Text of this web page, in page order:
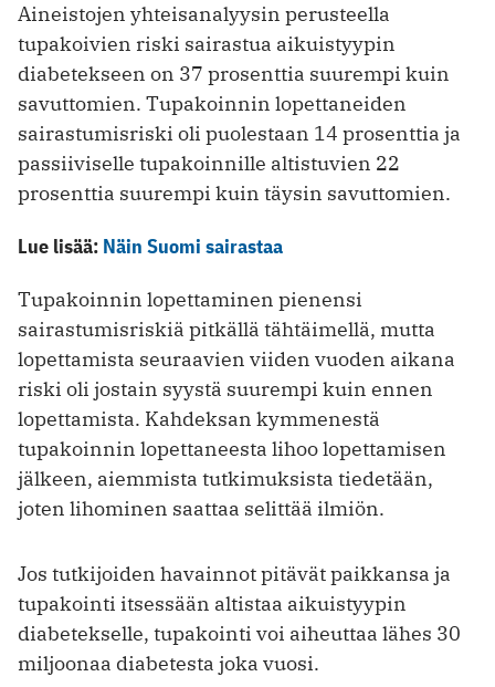
Aineistojen yhteisanalyysin perusteella
tupakoivien riski sairastua aikuistyypin
diabetekseen on 37 prosenttia suurempi kuin
savuttomien. Tupakoinnin lopettaneiden
sairastumisriski oli puolestaan 14 prosenttia ja
passiiviselle tupakoinnille altistuvien 22
prosenttia suurempi kuin täysin savuttomien.
Lue lisää: Näin Suomi sairastaa
Tupakoinnin lopettaminen pienensi
sairastumisriskiä pitkällä tähtäimellä, mutta
lopettamista seuraavien viiden vuoden aikana
riski oli jostain syystä suurempi kuin ennen
lopettamista. Kahdeksan kymmenestä
tupakoinnin lopettaneesta lihoo lopettamisen
jälkeen, aiemmista tutkimuksista tiedetään,
joten lihominen saattaa selittää ilmiön.
Jos tutkijoiden havainnot pitävät paikkansa ja
tupakointi itsessään altistaa aikuistyypin
diabetekselle, tupakointi voi aiheuttaa lähes 30
miljoonaa diabetesta joka vuosi.